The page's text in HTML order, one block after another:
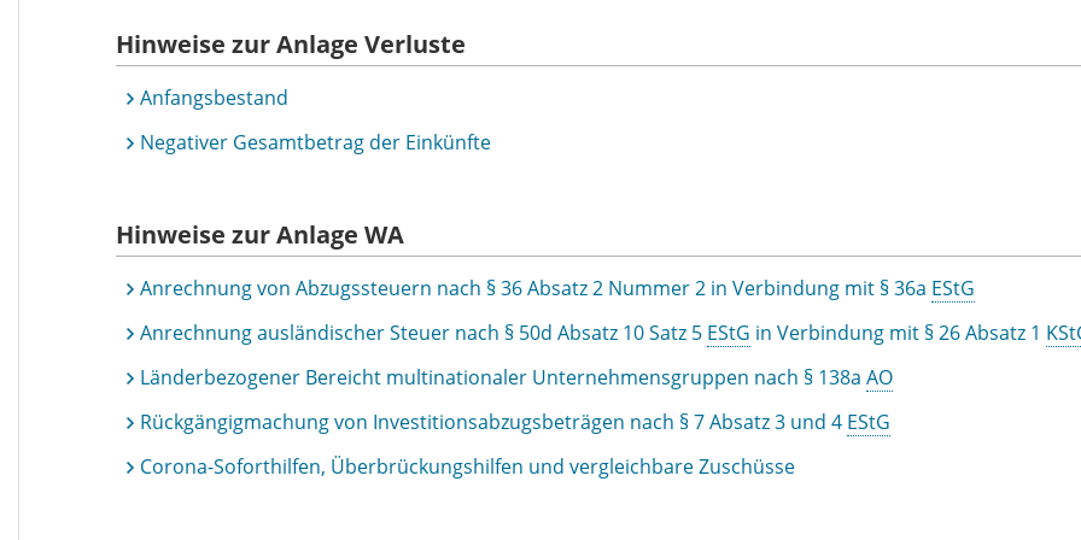
Hinweise zur Anlage Verluste
Anfangsbestand
Negativer Gesamtbetrag der Einkünfte
Hinweise zur Anlage WA
Anrechnung von Abzugssteuern nach § 36 Absatz 2 Nummer 2 in Verbindung mit § 36a EStG
Anrechnung ausländischer Steuer nach § 50d Absatz 10 Satz 5 EStG in Verbindung mit § 26 Absatz 1
Länderbezogener Bereicht multinationaler Unternehmensgruppen nach § 138a AO
Rückgängigmachung von Investitionsabzugsbeträgen nach § 7 Absatz 3 und 4 EStG
Corona-Soforthilfen, Überbrückungshilfen und vergleichbare Zuschüsse